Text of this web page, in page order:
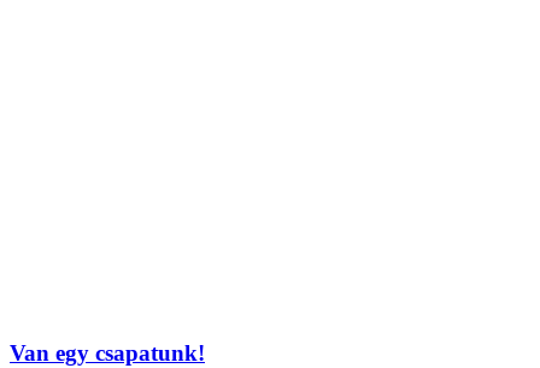
Van egy csapatunk!